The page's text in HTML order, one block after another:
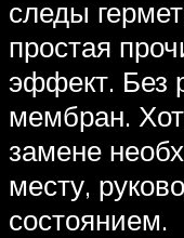
следы
простая
эффект. Без
мембран.
замене
месту,
состоянием.